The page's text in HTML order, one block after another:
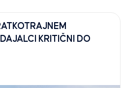
KRITIČNI DO